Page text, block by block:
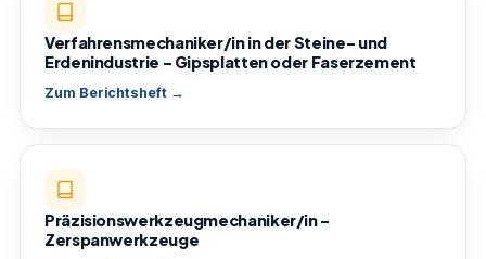
Verfahrensmechaniker/in in der Steine- und
Erdenindustrie – Gipsplatten oder Faserzement
Zum Berichtsheft →
Präzisionswerkzeugmechaniker/in –
Zerspanwerkzeuge